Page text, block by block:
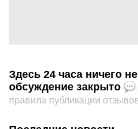
Здесь 24 часа ничего
обсуждение закрыто
правила публикации